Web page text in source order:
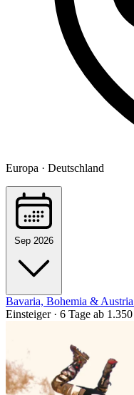
Europa · Deutschland
Sep 2026
Bavaria, Bohemia &
Einsteiger · 6 Tage ab